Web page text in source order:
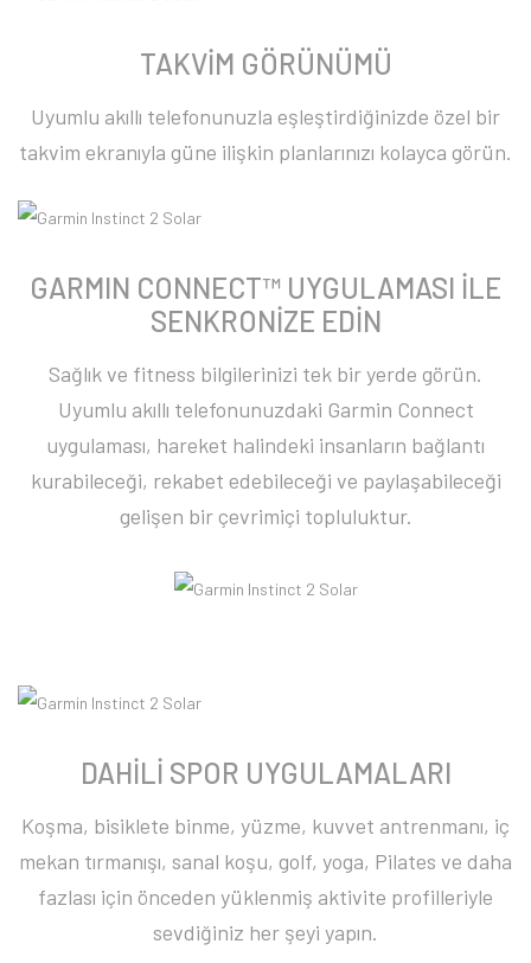
TAKVİM GÖRÜNÜMÜ
Uyumlu akıllı telefonunuzla eşleştirdiğinizde özel bir
takvim ekranıyla güne ilişkin planlarınızı kolayca görün.
GARMIN CONNECT™ UYGULAMASI İLE
SENKRONİZE EDİN
Sağlık ve fitness bilgilerinizi tek bir yerde görün.
Uyumlu akıllı telefonunuzdaki Garmin Connect
uygulaması, hareket halindeki insanların bağlantı
kurabileceği, rekabet edebileceği ve paylaşabileceği
gelişen bir çevrimiçi topluluktur.
DAHİLİ SPOR UYGULAMALARI
Koşma, bisiklete binme, yüzme, kuvvet antrenmanı, iç
mekan tırmanışı, sanal koşu, golf, yoga, Pilates ve daha
fazlası için önceden yüklenmiş aktivite profilleriyle
sevdiğiniz her şeyi yapın.